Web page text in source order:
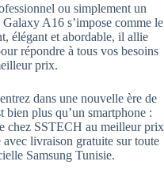
ou simplement un
A16 s’impose comme le
élégant et abordable, il allie
répondre à tous vos besoins
prix.
dans une nouvelle ère de
bien plus qu’un smartphone :
chez SSTECH au meilleur prix
avec livraison gratuite sur toute
Samsung Tunisie.